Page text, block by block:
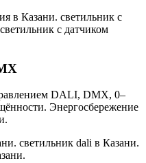
в Казани. светильник с
с датчиком
DALI, DMX, 0–
Энергосбережение
светильник dali в Казани.
.